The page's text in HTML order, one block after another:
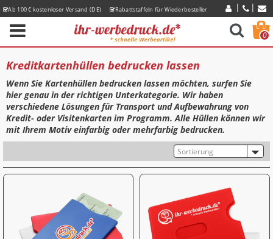
Ab 100 € kostenloser Versand (DE)
Rabattstaffeln für Wiederbesteller
0
Kreditkartenhüllen bedrucken lassen
Wenn Sie Kartenhüllen bedrucken lassen möchten, surfen Sie
hier genau in der richtigen Unterkategorie. Wir haben
verschiedene Lösungen für Transport und Aufbewahrung von
Kredit- oder Visitenkarten im Programm. Alle Hüllen können wir
mit Ihrem Motiv einfarbig oder mehrfarbig bedrucken.